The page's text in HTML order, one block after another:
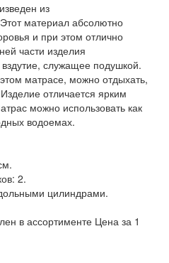
из
материал абсолютно
и при этом отлично
части изделия
служащее подушкой.
матрасе, можно отдыхать,
отличается ярким
можно использовать как
водоемах.
2.
цилиндрами.
в ассортименте Цена за 1